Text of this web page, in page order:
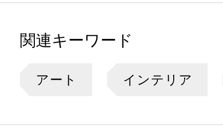
関連キーワード
アート インテリア